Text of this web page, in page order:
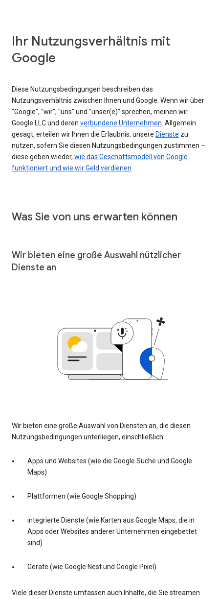
Ihr Nutzungsverhältnis mit
Google
Diese Nutzungsbedingungen beschreiben das
Nutzungsverhältnis zwischen Ihnen und Google. Wenn wir über
"Google", "wir", "uns" und "unser(e)" sprechen, meinen wir
Google LLC und deren verbundene Unternehmen . Allgemein
gesagt, erteilen wir Ihnen die Erlaubnis, unsere Dienste zu
nutzen, sofern Sie diesen Nutzungsbedingungen zustimmen –
diese geben wieder, wie das Geschäftsmodell von Google
funktioniert und wie wir Geld verdienen
Was Sie von uns erwarten können
Wir bieten eine große Auswahl nützlicher
Dienste an
Wir bieten eine große Auswahl von Diensten an, die diesen
Nutzungsbedingungen unterliegen, einschließlich:
Apps und Websites (wie die Google Suche und Google
Maps)
Plattformen (wie Google Shopping)
integrierte Dienste (wie Karten aus Google Maps, die in
Apps oder Websites anderer Unternehmen eingebettet
sind)
Geräte (wie Google Nest und Google Pixel)
Viele dieser Dienste umfassen auch Inhalte, die Sie streamen